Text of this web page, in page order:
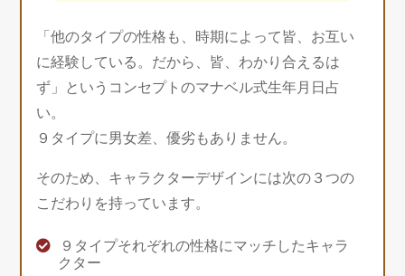
「他のタイプの性格も、時期によって皆、お互い
に経験している。だから、皆、わかり合えるは
ず」というコンセプトのマナベル式生年月日占
い。
９タイプに男女差、優劣もありません。
そのため、キャラクターデザインには次の３つの
こだわりを持っています。
９タイプそれぞれの性格にマッチしたキャラ
クター